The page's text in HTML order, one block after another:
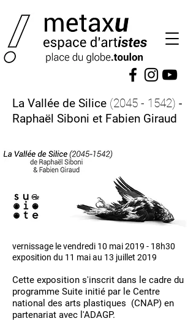
La Vallée de Silice (2045 - 1542) -
Raphaël Siboni et Fabien Giraud
vernissage le vendredi 10 mai 2019 - 18h30
exposition du 11 mai au 13 juillet 2019
Cette exposition s'inscrit dans le cadre du
programme Suite initié par le Centre
national des arts plastiques (CNAP) en
partenariat avec l'ADAGP.